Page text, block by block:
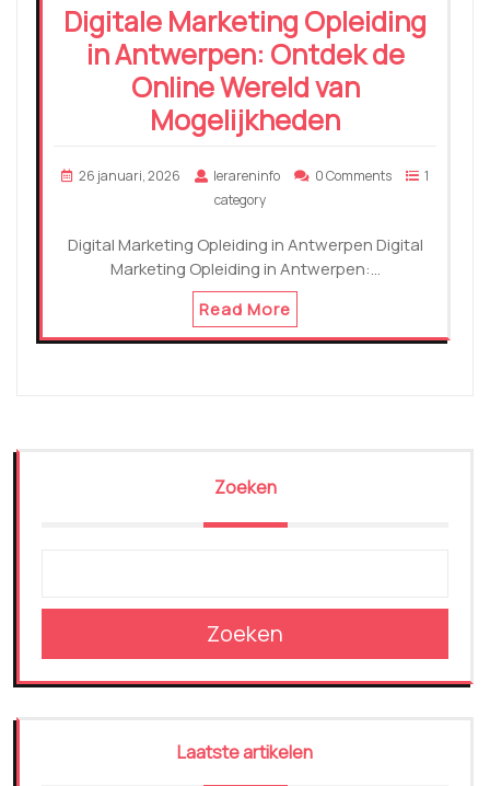
Digitale Marketing Opleiding
in Antwerpen: Ontdek de
Online Wereld van
Mogelijkheden
26 januari, 2026 lerareninfo 0 Comments
1
category
Digital Marketing Opleiding in Antwerpen Digital
Marketing Opleiding in Antwerpen:…
Read More
Zoeken
Zoeken
Laatste artikelen